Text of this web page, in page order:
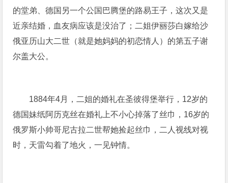
的堂弟、德国另一个公国巴腾堡的路易王子，这次又是
近亲结婚，血友病应该是没治了；二姐伊丽莎白嫁给沙
俄亚历山大二世（就是她妈妈的初恋情人）的第五子谢
尔盖大公。
1884年4月，二姐的婚礼在圣彼得堡举行，12岁的
德国妹纸阿历克丝在婚礼上不小心掉落了丝巾，16岁的
俄罗斯小帅哥尼古拉二世帮她捡起丝巾，二人视线对视
时，天雷勾着了地火，一见钟情。